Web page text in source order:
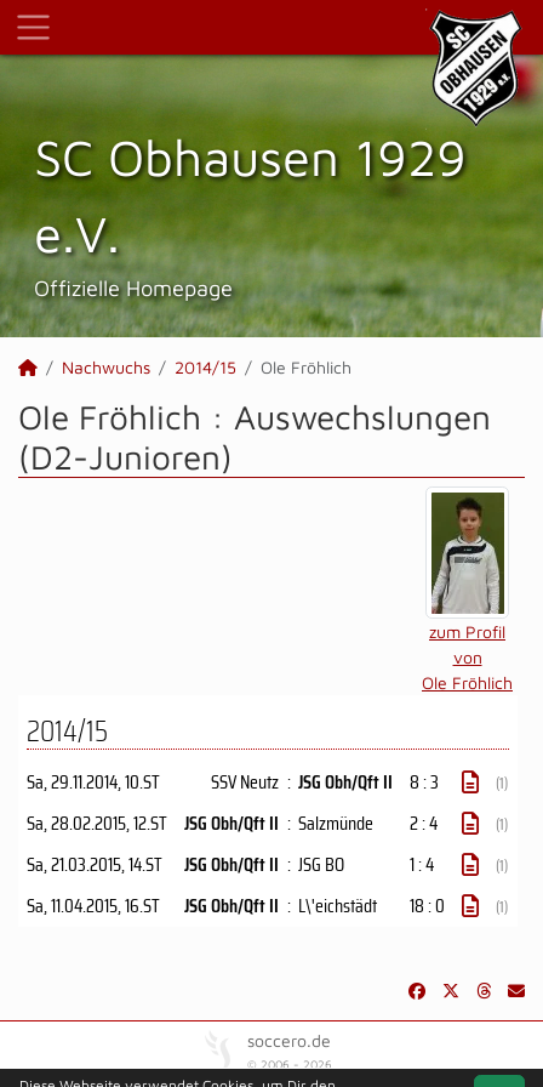
SC Obhausen 1929
e.V.
Offizielle Homepage
Nachwuchs 2014/15 Ole Fröhlich
Ole Fröhlich : Auswechslungen
(D2-Junioren)
zum Profil
von
Ole Fröhlich
2014/15
Sa, 29.11.2014, 10.ST SSV Neutz : JSG Obh/Qft II 8 : 3 (1)
Sa, 28.02.2015, 12.ST JSG Obh/Qft II : Salzmünde 2 : 4 (1)
Sa, 21.03.2015, 14.ST JSG Obh/Qft II : JSG BO 1 : 4 (1)
Sa, 11.04.2015, 16.ST JSG Obh/Qft II : L\'eichstädt 18 : 0 (1)
soccero.de
© 2006 - 2026